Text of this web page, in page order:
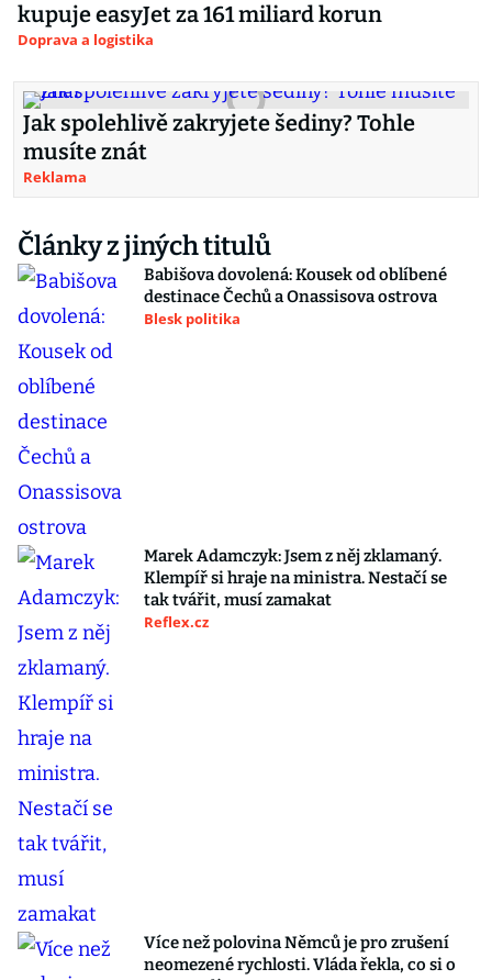
kupuje easyJet za 161 miliard korun
Doprava a logistika
Jak spolehlivě zakryjete šediny? Tohle
musíte znát
Reklama
Články z jiných titulů
Babišova dovolená: Kousek od oblíbené
destinace Čechů a Onassisova ostrova
Blesk politika
Marek Adamczyk: Jsem z něj zklamaný.
Klempíř si hraje na ministra. Nestačí se
tak tvářit, musí zamakat
Reflex.cz
Více než polovina Němců je pro zrušení
neomezené rychlosti. Vláda řekla, co si o